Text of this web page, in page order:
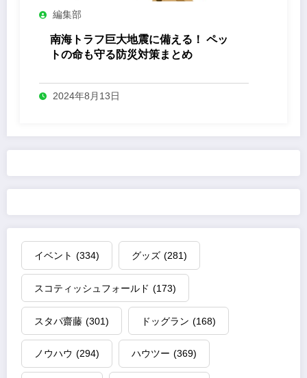
編集部
南海トラフ巨大地震に備える！ ペッ
トの命も守る防災対策まとめ
2024年8月13日
イベント (334) グッズ (281)
スコティッシュフォールド (173)
スタパ齋藤 (301) ドッグラン (168)
ノウハウ (294) ハウツー (369)